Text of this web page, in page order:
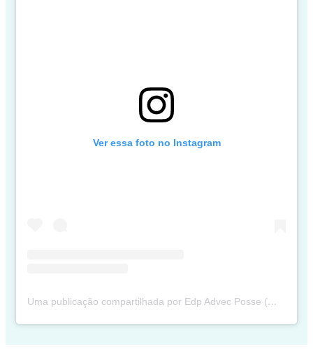
Ver essa foto no Instagram
Uma publicação compartilhada por Edp Advec Posse (@edpadvecposse)